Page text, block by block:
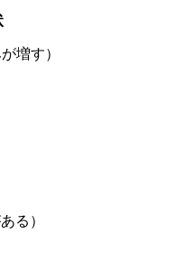
増す）
る）